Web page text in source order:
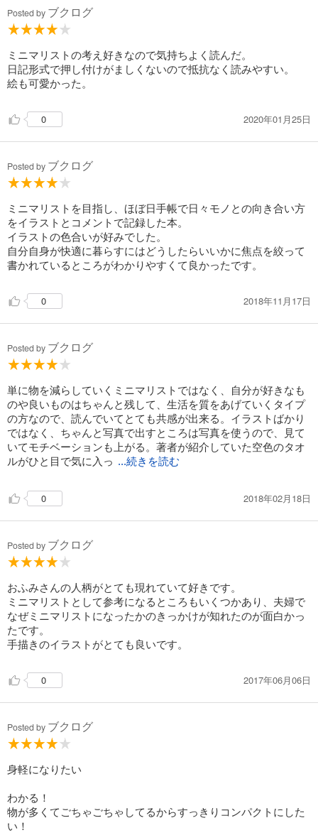
Part2 ミニマルなファッション、私服の制服化
Part3 美容もミニマルに、簡単に
Part4 ミニマルなライフスタイル
ミニマリスト夫婦対談！
Posted by ブクログ
ミニマリストの考え好きなので気持ちよく読んだ。
日記形式で押し付けがましくないので抵抗なく読みやすい。
絵も可愛かった。
0 2020年01月25日
Posted by ブクログ
ミニマリストを目指し、ほぼ日手帳で日々モノとの向き合い方
をイラストとコメントで記録した本。
イラストの色合いが好みでした。
自分自身が快適に暮らすにはどうしたらいいかに焦点を絞って
書かれているところがわかりやすくて良かったです。
0 2018年11月17日
Posted by ブクログ
単に物を減らしていくミニマリストではなく、自分が好きなも
のや良いものはちゃんと残して、生活を質をあげていくタイプ
の方なので、読んでいてとても共感が出来る。イラストばかり
ではなく、ちゃんと写真で出すところは写真を使うので、見て
いてモチベーションも上がる。著者が紹介していた空色のタオ
ルがひと目で気に入っ ...続きを読む
0 2018年02月18日
Posted by ブクログ
おふみさんの人柄がとても現れていて好きです。
ミニマリストとして参考になるところもいくつかあり、夫婦で
なぜミニマリストになったかのきっかけが知れたのが面白かっ
たです。
手描きのイラストがとても良いです。
0 2017年06月06日
Posted by ブクログ
身軽になりたい
わかる！
物が多くてごちゃごちゃしてるからすっきりコンパクトにした
い！